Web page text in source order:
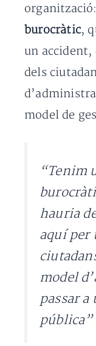
burocràtic,
un
dels
model de
“Tenim
hauria
aquí per
model
passar a
pública”